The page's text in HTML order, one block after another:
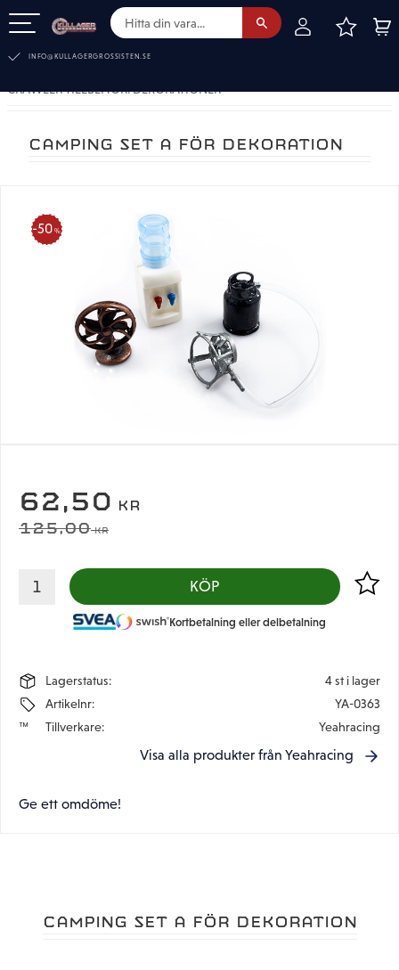
INFO@KULLAGERGROSSISTEN.SE
CRAWLER TILLBEHÖR. DEKORATIONER
CAMPING SET A FÖR DEKORATION
50 %
NEDSATT PRIS:
62,50 KR
ORDINARIE PRIS:
125,00KR
KÖP Lägg
Kortbetalning eller delbetalning
Lagerstatus
4 st i lager
Artikelnr
YA-0363
Tillverkare
Yeahracing
Visa alla produkter från Yeahracing
Ge ett omdöme!
CAMPING SET A FÖR DEKORATION